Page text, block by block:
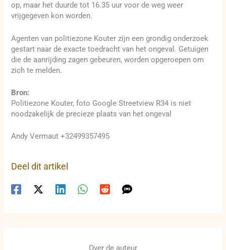
op, maar het duurde tot 16.35 uur voor de weg weer
vrijgegeven kon worden.
Agenten van politiezone Kouter zijn een grondig onderzoek
gestart naar de exacte toedracht van het ongeval. Getuigen
die de aanrijding zagen gebeuren, worden opgeroepen om
zich te melden.
Bron:
Politiezone Kouter, foto Google Streetview R34 is niet
noodzakelijk de precieze plaats van het ongeval
Andy Vermaut +32499357495
Deel dit artikel
Over de auteur